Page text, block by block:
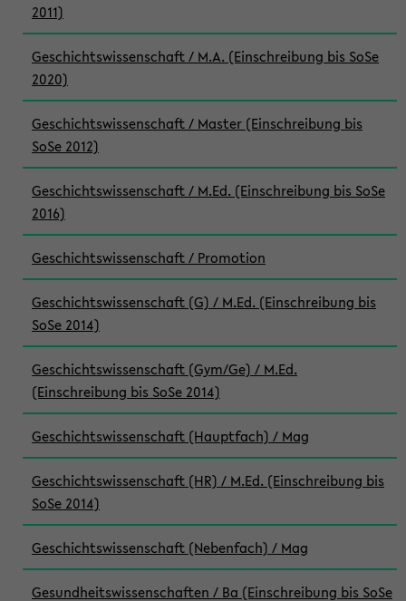
2011)
Geschichtswissenschaft / M.A. (Einschreibung bis SoSe
2020)
Geschichtswissenschaft / Master (Einschreibung bis
SoSe 2012)
Geschichtswissenschaft / M.Ed. (Einschreibung bis SoSe
2016)
Geschichtswissenschaft / Promotion
Geschichtswissenschaft (G) / M.Ed. (Einschreibung bis
SoSe 2014)
Geschichtswissenschaft (Gym/Ge) / M.Ed.
(Einschreibung bis SoSe 2014)
Geschichtswissenschaft (Hauptfach) / Mag
Geschichtswissenschaft (HR) / M.Ed. (Einschreibung bis
SoSe 2014)
Geschichtswissenschaft (Nebenfach) / Mag
Gesundheitswissenschaften / Ba (Einschreibung bis SoSe